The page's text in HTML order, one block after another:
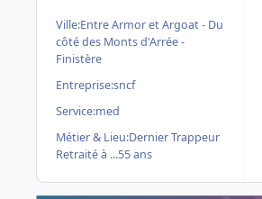
Ville:Entre Armor et Argoat - Du
côté des Monts d'Arrée -
Finistère
Entreprise:sncf
Service:med
Métier & Lieu:Dernier Trappeur
Retraité à ...55 ans